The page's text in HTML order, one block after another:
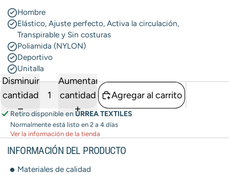
Hombre
Elástico, Ajuste perfecto, Activa la circulación,
Transpirable y Sin costuras
Poliamida (NYLON)
Deportivo
Unitalla
Disminuir
cantidad
Aumentar
cantidad
Agregar al carrito
Retiro disponible en URREA TEXTILES
Normalmente está listo en 2 a 4 días
Ver la información de la tienda
INFORMACIÓN DEL PRODUCTO
Materiales de calidad